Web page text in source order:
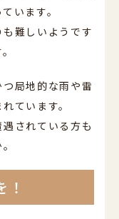
います。
難しいようです
局地的な雨や雷
ています。
されている方も